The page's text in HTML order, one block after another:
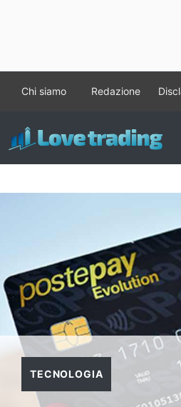
contenuto
Chi siamo Redazione
TECNOLOGIA